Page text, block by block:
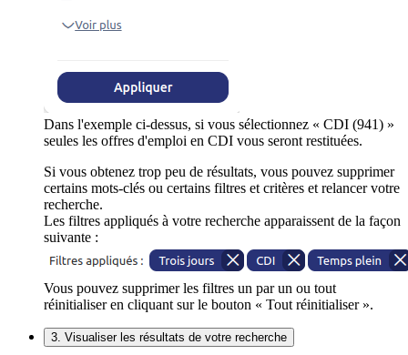
Dans l'exemple ci-dessus, si vous sélectionnez « CDI (941) »
seules les offres d'emploi en CDI vous seront restituées.
Si vous obtenez trop peu de résultats, vous pouvez supprimer
certains mots-clés ou certains filtres et critères et relancer votre
recherche.
Les filtres appliqués à votre recherche apparaissent de la façon
suivante :
Vous pouvez supprimer les filtres un par un ou tout
réinitialiser en cliquant sur le bouton « Tout réinitialiser ».
3. Visualiser les résultats de votre recherche